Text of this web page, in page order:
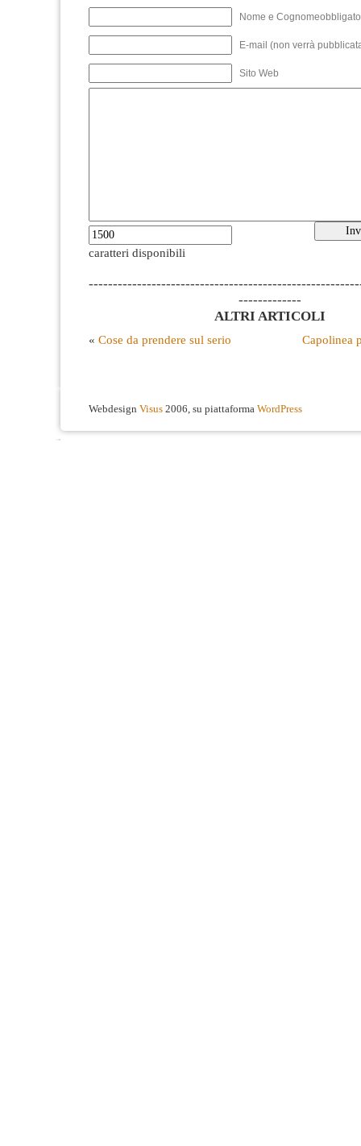
Nome e
E-mail (non verrà
Sito Web
caratteri disponibili
-------------
ALTRI ARTICOLI
« Cose da prendere sul serio Capolinea
Webdesign Visus 2006, su piattaforma WordPress